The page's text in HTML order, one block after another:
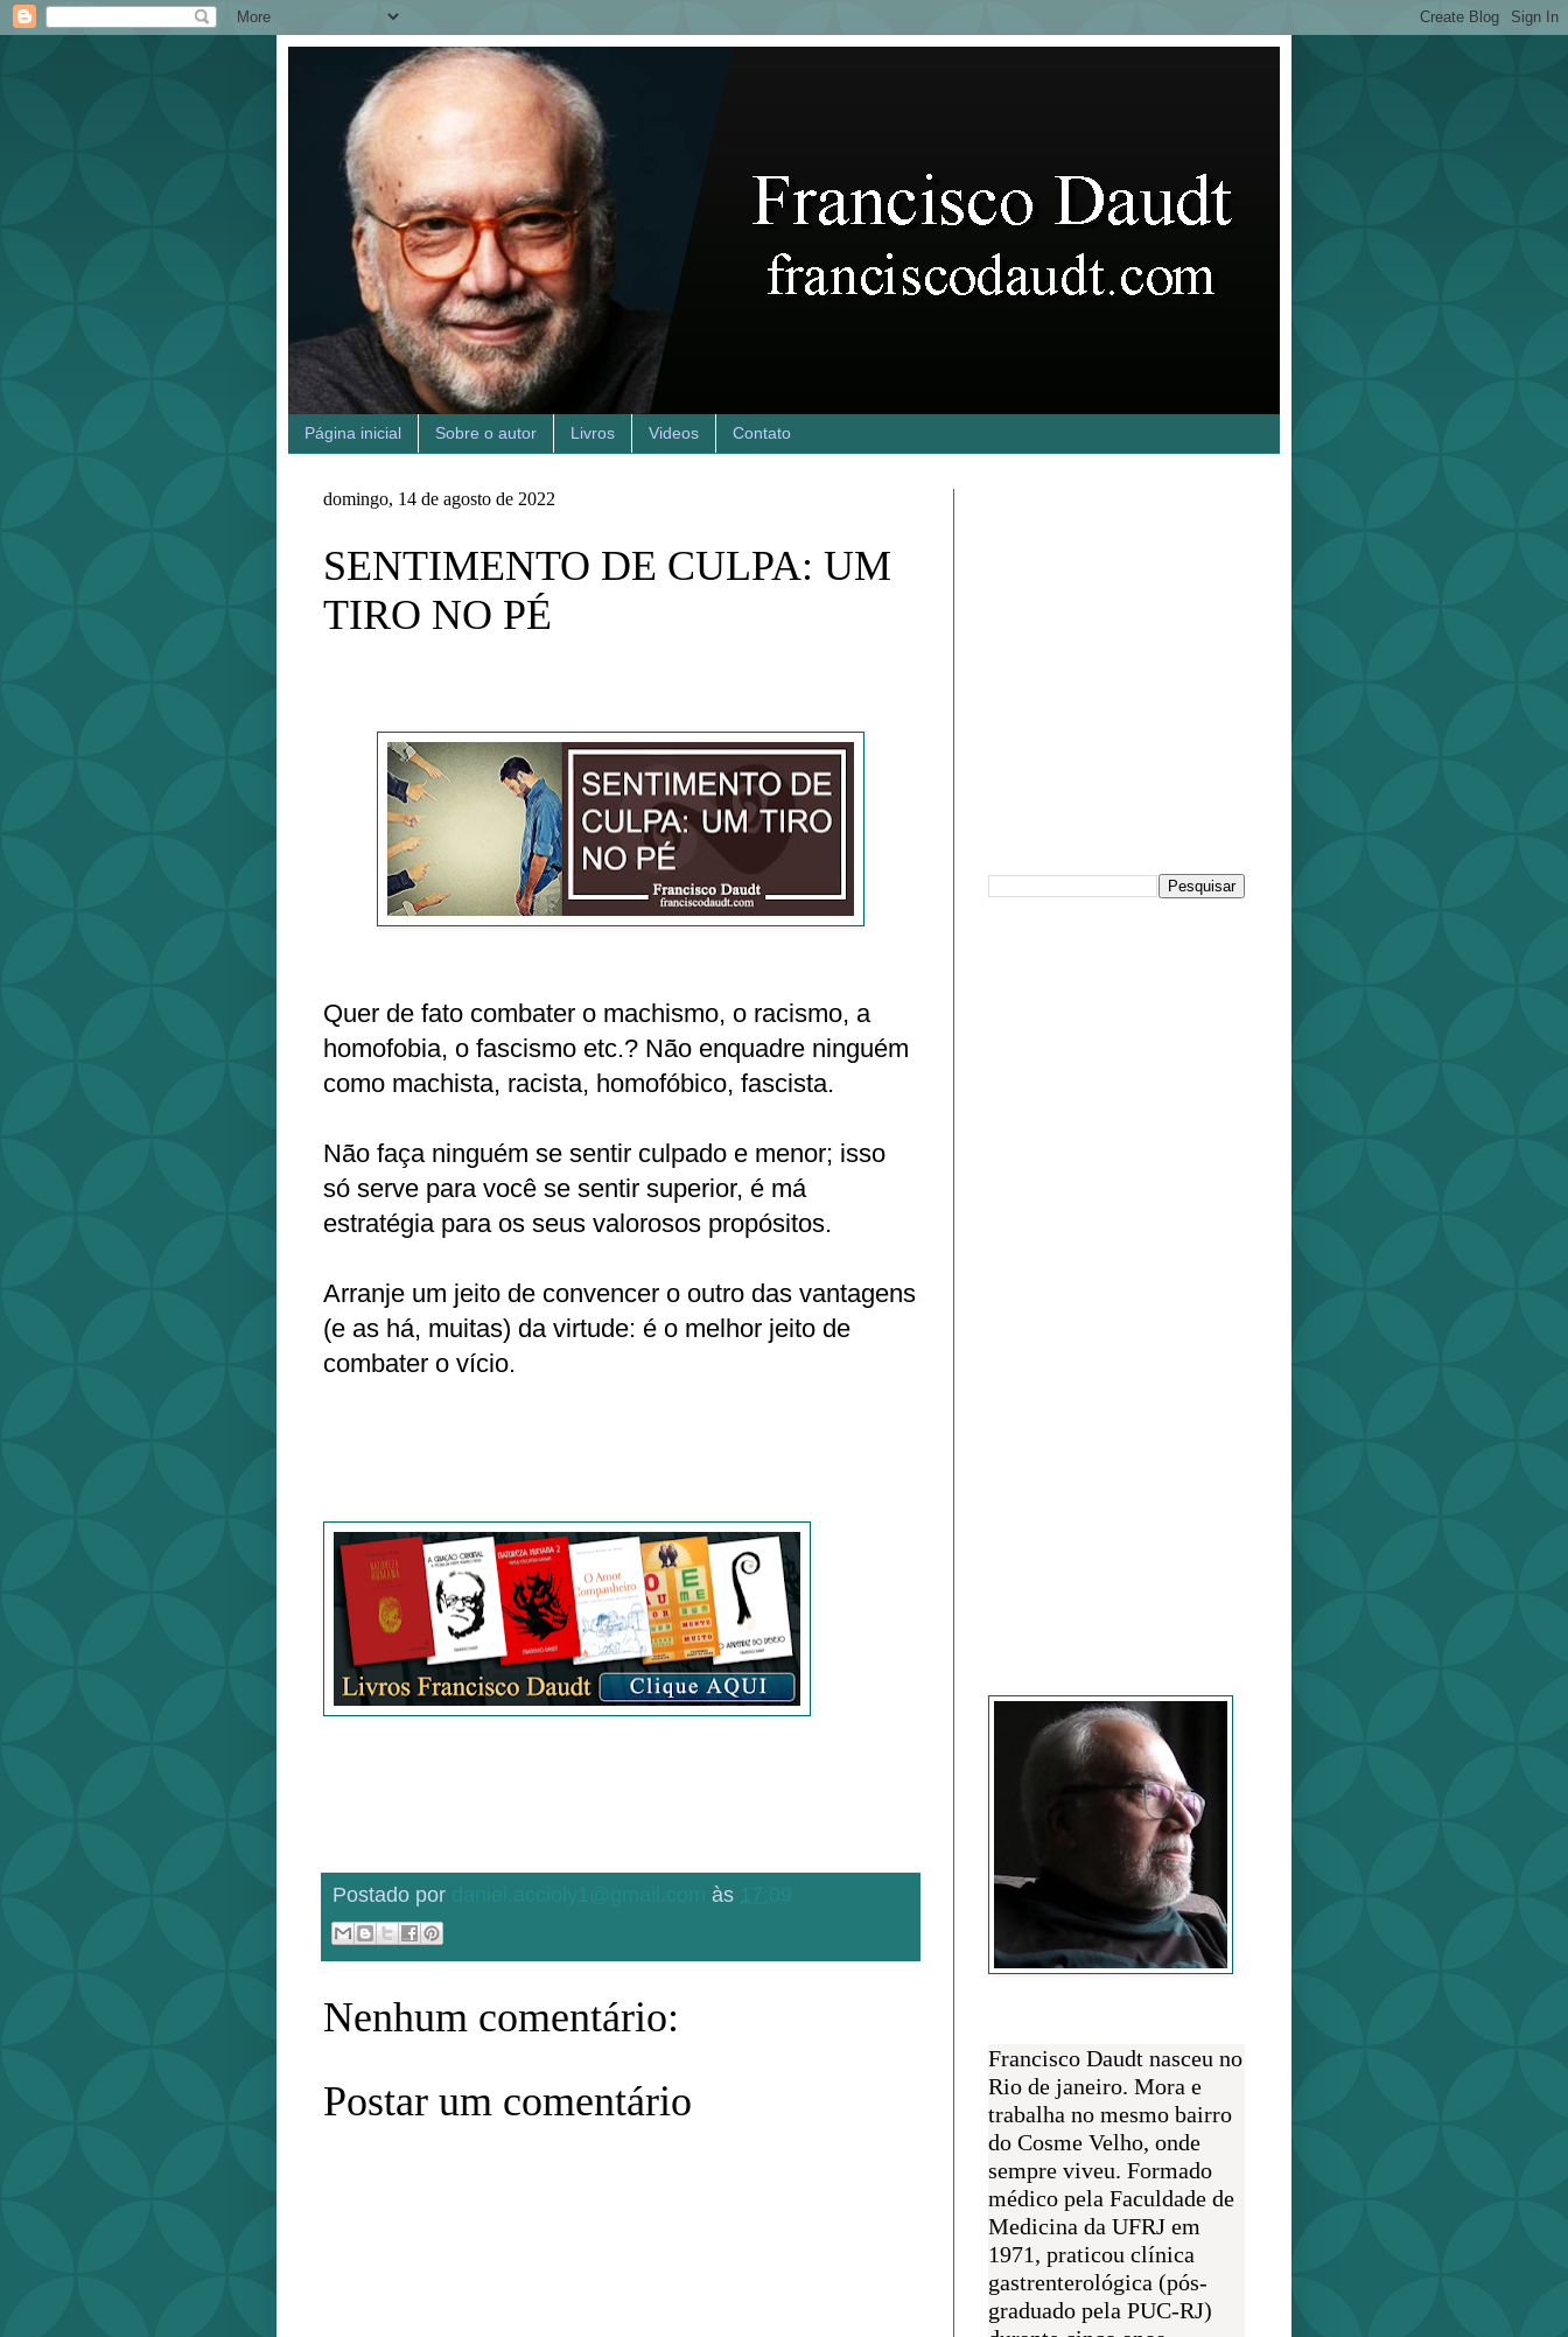
Página inicial Sobre o autor Livros Videos Contato
domingo, 14 de agosto de 2022
SENTIMENTO DE CULPA: UM
TIRO NO PÉ
Quer de fato combater o machismo, o racismo, a
homofobia, o fascismo etc.? Não enquadre ninguém
como machista, racista, homofóbico, fascista.
Não faça ninguém se sentir culpado e menor; isso
só serve para você se sentir superior, é má
estratégia para os seus valorosos propósitos.
Arranje um jeito de convencer o outro das vantagens
(e as há, muitas) da virtude: é o melhor jeito de
combater o vício.
Postado por às
Nenhum comentário:
Postar um comentário
Francisco Daudt nasceu no
Rio de janeiro. Mora e
trabalha no mesmo bairro
do Cosme Velho, onde
sempre viveu. Formado
médico pela Faculdade de
Medicina da UFRJ em
1971, praticou clínica
gastrenterológica (pós-
graduado pela PUC-RJ)